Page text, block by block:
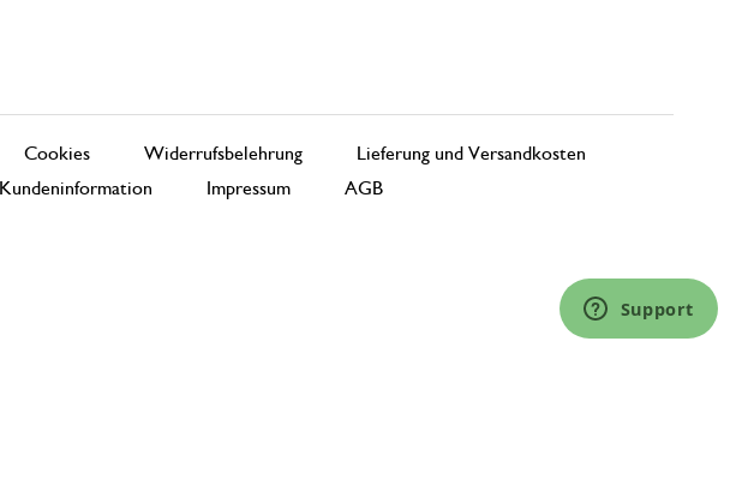
Cookies Widerrufsbelehrung
Lieferung und Versandkosten
Kundeninformation
Impressum AGB
Support